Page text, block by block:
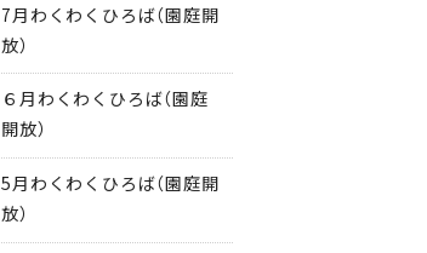
7月わくわくひろば（園庭開
放）
６月わくわくひろば（園庭
開放）
5月わくわくひろば（園庭開
放）